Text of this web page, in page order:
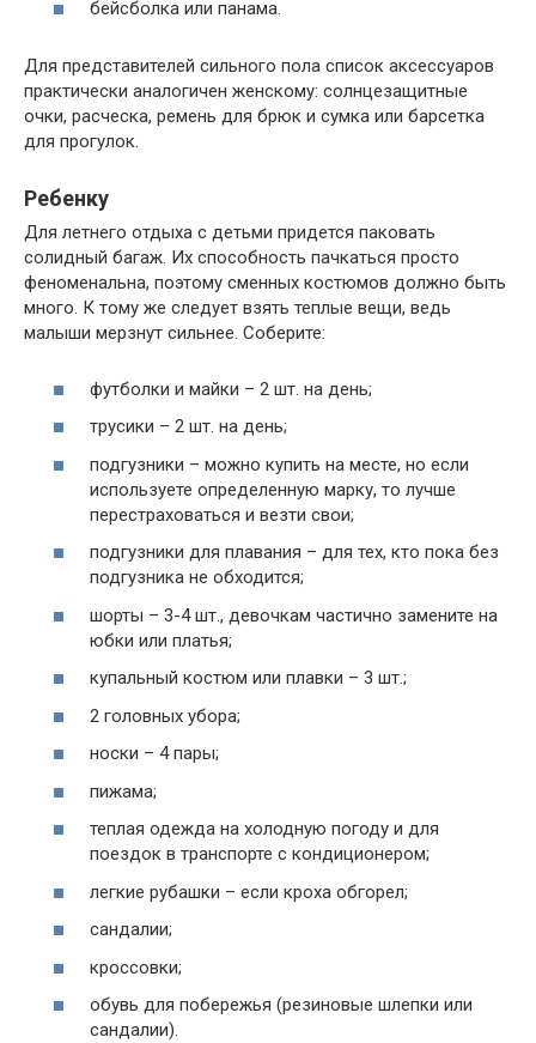
бейсболка или панама.
Для представителей сильного пола список аксессуаров
практически аналогичен женскому: солнцезащитные
очки, расческа, ремень для брюк и сумка или барсетка
для прогулок.
Ребенку
Для летнего отдыха с детьми придется паковать
солидный багаж. Их способность пачкаться просто
феноменальна, поэтому сменных костюмов должно быть
много. К тому же следует взять теплые вещи, ведь
малыши мерзнут сильнее. Соберите:
футболки и майки – 2 шт. на день;
трусики – 2 шт. на день;
подгузники – можно купить на месте, но если
используете определенную марку, то лучше
перестраховаться и везти свои;
подгузники для плавания – для тех, кто пока без
подгузника не обходится;
шорты – 3-4 шт., девочкам частично замените на
юбки или платья;
купальный костюм или плавки – 3 шт.;
2 головных убора;
носки – 4 пары;
пижама;
теплая одежда на холодную погоду и для
поездок в транспорте с кондиционером;
легкие рубашки – если кроха обгорел;
сандалии;
кроссовки;
обувь для побережья (резиновые шлепки или
сандалии).